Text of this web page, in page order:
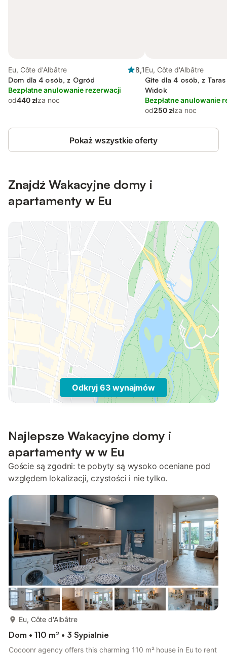
Eu, Côte d'Albâtre
8,1
Dom dla 4 osób, z Ogród
Bezpłatne anulowanie rezerwacji
od440 złza noc
Eu, Côte d'Albâtre
Gîte dla 4 osób, z
Widok
Bezpłatne anulowanie
od250 złza noc
Pokaż wszystkie oferty
Znajdź Wakacyjne domy i
apartamenty w Eu
Odkryj 63 wynajmów
Najlepsze Wakacyjne domy i
apartamenty w w Eu
Goście są zgodni: te pobyty są wysoko oceniane pod
względem lokalizacji, czystości i nie tylko.
Eu, Côte d'Albâtre
Dom • 110 m² • 3 Sypialnie
Cocoonr agency offers this charming 110 m² house in Eu to rent